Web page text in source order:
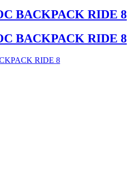
BACKPACK RIDE 8
BACKPACK RIDE 8